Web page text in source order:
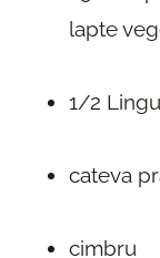
lapte
1/2
cateva
cimbru